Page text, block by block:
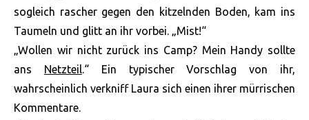
sogleich rascher gegen den kitzelnden Boden, kam ins
Taumeln und glitt an ihr vorbei. „Mist!“
„Wollen wir nicht zurück ins Camp? Mein Handy sollte
ans
Netzteil.“ Ein typischer Vorschlag von ihr,
wahrscheinlich verkniff Laura sich einen ihrer mürrischen
Kommentare.